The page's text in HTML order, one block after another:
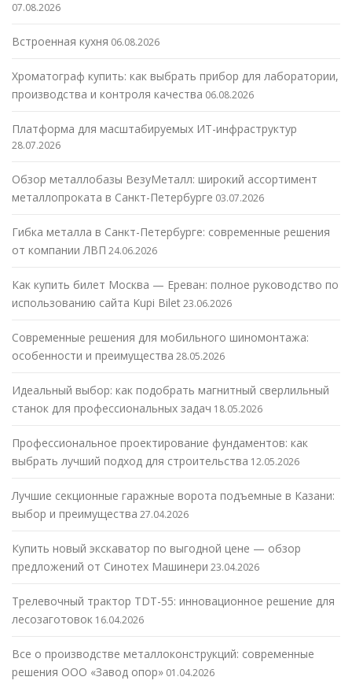
07.08.2026
Встроенная кухня 06.08.2026
Хроматограф купить: как выбрать прибор для лаборатории,
производства и контроля качества 06.08.2026
Платформа для масштабируемых ИТ-инфраструктур
28.07.2026
Обзор металлобазы ВезуМеталл: широкий ассортимент
металлопроката в Санкт-Петербурге 03.07.2026
Гибка металла в Санкт-Петербурге: современные решения
от компании ЛВП 24.06.2026
Как купить билет Москва — Ереван: полное руководство по
использованию сайта Kupi Bilet23.06.2026
Современные решения для мобильного шиномонтажа:
особенности и преимущества 28.05.2026
Идеальный выбор: как подобрать магнитный сверлильный
станок для профессиональных задач 18.05.2026
Профессиональное проектирование фундаментов: как
выбрать лучший подход для строительства 12.05.2026
Лучшие секционные гаражные ворота подъемные в Казани:
выбор и преимущества 27.04.2026
Купить новый экскаватор по выгодной цене — обзор
предложений от Синотех Машинери 23.04.2026
Трелевочный трактор TDT-55: инновационное решение для
лесозаготовок 16.04.2026
Все о производстве металлоконструкций: современные
решения ООО «Завод опор» 01.04.2026